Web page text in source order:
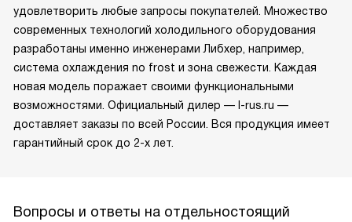
удовлетворить любые запросы покупателей. Множество
современных технологий холодильного оборудования
разработаны именно инженерами Либхер, например,
система охлаждения no frost и зона свежести. Каждая
новая модель поражает своими функциональными
возможностями. Официальный дилер — l-rus.ru —
доставляет заказы по всей России. Вся продукция имеет
гарантийный срок до 2-х лет.
Вопросы и ответы на отдельностоящий